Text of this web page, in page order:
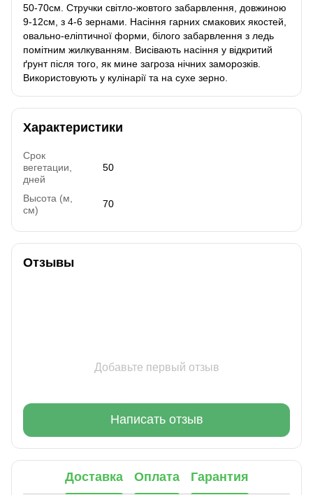
50-70см. Стручки світло-жовтого забарвлення, довжиною
9-12см, з 4-6 зернами. Насіння гарних смакових якостей,
овально-еліптичної форми, білого забарвлення з ледь
помітним жилкуванням. Висівають насіння у відкритий
ґрунт після того, як мине загроза нічних заморозків.
Використовують у кулінарії та на сухе зерно.
Характеристики
Срок
вегетации,
дней
50
Высота (м,
см)
70
Отзывы
Добавьте первый отзыв
Написать отзыв
Доставка Оплата Гарантия